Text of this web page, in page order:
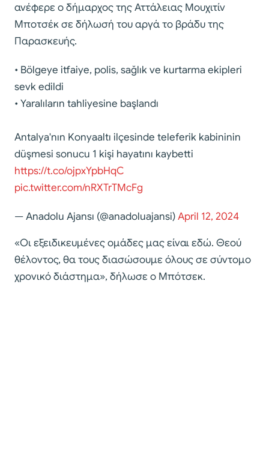
ανέφερε ο δήμαρχος της Αττάλειας Μουχιτίν
Μποτσέκ σε δήλωσή του αργά το βράδυ της
Παρασκευής.
• Bölgeye itfaiye, polis, sağlık ve kurtarma ekipleri
sevk edildi
• Yaralıların tahliyesine başlandı
Antalya'nın Konyaaltı ilçesinde teleferik kabininin
düşmesi sonucu 1 kişi hayatını kaybetti
https://t.co/ojpxYpbHqC
pic.twitter.com/nRXTrTMcFg
— Anadolu Ajansı (@anadoluajansi)April 12, 2024
«Οι εξειδικευμένες ομάδες μας είναι εδώ. Θεού
θέλοντος, θα τους διασώσουμε όλους σε σύντομο
χρονικό διάστημα», δήλωσε ο Μπότσεκ.